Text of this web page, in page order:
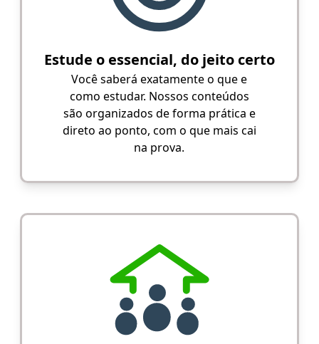
Estude o essencial, do jeito certo
Você saberá exatamente o que e
como estudar. Nossos conteúdos
são organizados de forma prática e
direto ao ponto, com o que mais cai
na prova.